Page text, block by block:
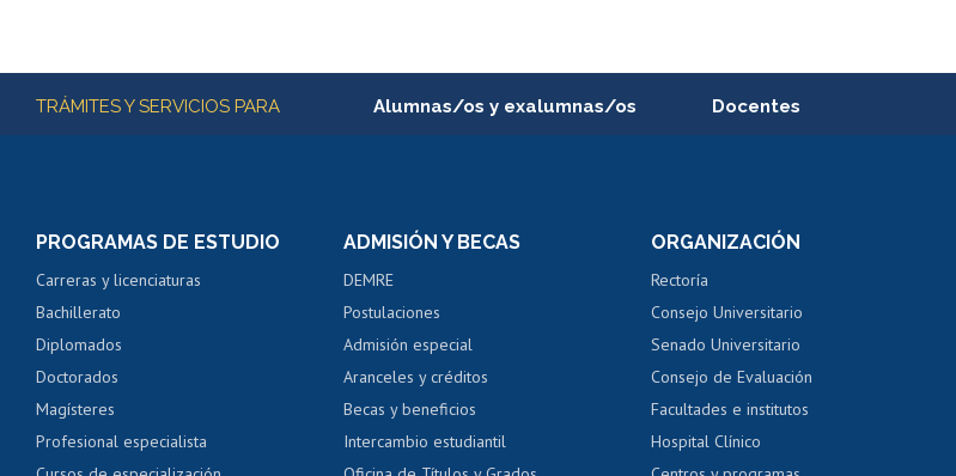
Más información
TRÁMITES Y SERVICIOS PARA Alumnas/os y exalumnas/os
Servicio médico y dental
Pago de arancel y crédito alumnos
Pago de arancel y crédito exalumnos
Certificado de títulos y grados
Docentes
Perfeccionamiento
Evaluación docente
Calificación académica
Postulación al AUCAI
Mi Uchile Ayuda tecnológica Tarjeta TUI
PROGRAMAS DE ESTUDIO
Carreras y licenciaturas
Bachillerato
Diplomados
Doctorados
Magísteres
Profesional especialista
ADMISIÓN Y BECAS
DEMRE
Postulaciones
Admisión especial
Aranceles y créditos
Becas y beneficios
Intercambio estudiantil
ORGANIZACIÓN
Rectoría
Consejo Universitario
Senado Universitario
Consejo de Evaluación
Facultades e institutos
Hospital Clínico